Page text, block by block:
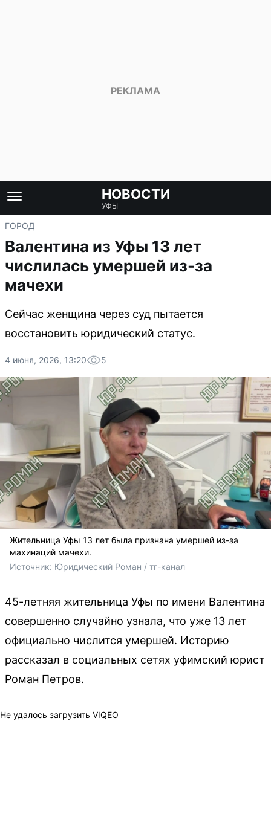
НОВОСТИ
УФЫ
ГОРОД
Валентина из Уфы 13 лет
числилась умершей из-за
мачехи
Сейчас женщина через суд пытается
восстановить юридический статус.
4 июня, 2026, 13:20 5
Жительница Уфы 13 лет была признана умершей из-за
махинаций мачехи.
Источник: Юридический Роман / тг-канал
45-летняя жительница Уфы по имени Валентина
совершенно случайно узнала, что уже 13 лет
официально числится умершей. Историю
рассказал в социальных сетях уфимский юрист
Роман Петров.
Не удалось загрузить VIQEO